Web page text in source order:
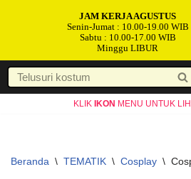
Lompat
KLIK IKON MENU UNTUK
Beranda \ TEMATIK \ Cosplay \
JAM KERJA AGUSTUS
Senin-Jumat : 10.00-19.00 WIB
Sabtu : 10.00-17.00 WIB
Minggu LIBUR